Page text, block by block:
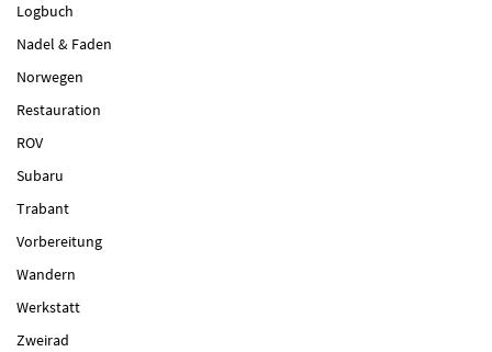
Logbuch
Nadel & Faden
Norwegen
Restauration
ROV
Subaru
Trabant
Vorbereitung
Wandern
Werkstatt
Zweirad